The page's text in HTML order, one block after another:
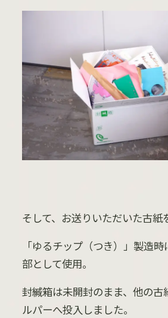
そして、お送りいただいた古紙
「ゆるチップ（つき）」製造
部として使用。
封緘箱は未開封のまま、他の古
ルパーへ投入しました。